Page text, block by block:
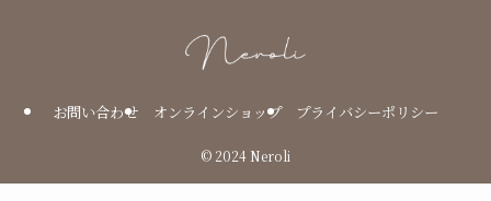
お問い合わせ オンラインショップ プライバシーポリシー
© 2024 Neroli